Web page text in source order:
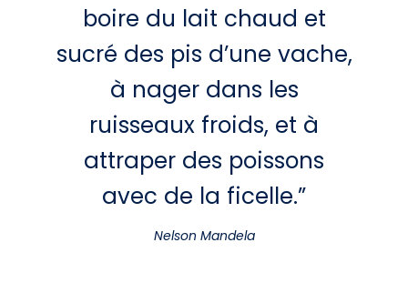
boire du lait chaud et
sucré des pis d’une vache,
à nager dans les
ruisseaux froids, et à
attraper des poissons
avec de la ficelle.”
Nelson Mandela